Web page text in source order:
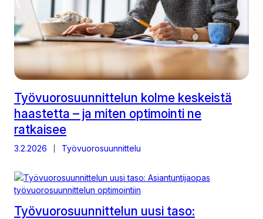
Työvuorosuunnittelun kolme keskeistä
haastetta – ja miten optimointi ne
ratkaisee
3.2.2026 Työvuorosuunnittelu
Työvuorosuunnittelun uusi taso: